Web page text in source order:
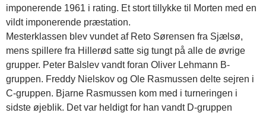
imponerende 1961 i rating. Et stort tillykke til Morten med en
vildt imponerende præstation.
Mesterklassen blev vundet af Reto Sørensen fra Sjælsø,
mens spillere fra Hillerød satte sig tungt på alle de øvrige
grupper. Peter Balslev vandt foran Oliver Lehmann B-
gruppen. Freddy Nielskov og Ole Rasmussen delte sejren i
C-gruppen. Bjarne Rasmussen kom med i turneringen i
sidste øjeblik. Det var heldigt for han vandt D-gruppen